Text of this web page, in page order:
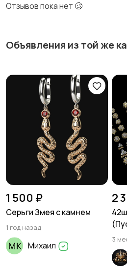
Отзывов пока нет 🥴
Объявления из той же
1 500 ₽
Серьги Змея с камнем
1 год назад
Михаил
2
3